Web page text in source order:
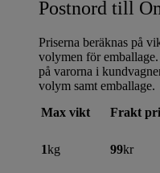
Postnord till
Priserna beräknas på
volymen för
på varorna i
volym samt emballage.
Max vikt
Frakt
1kg 99kr